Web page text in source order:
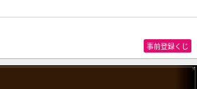
事前登録くじ